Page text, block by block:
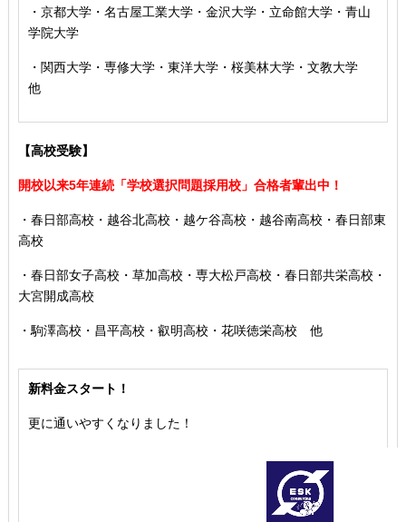
・京都大学・名古屋工業大学・金沢大学・立命館大学・青山
学院大学
・関西大学・専修大学・東洋大学・桜美林大学・文教大学
他
【高校受験】
開校以来5年連続「学校選択問題採用校」合格者輩出中！
・春日部高校・越谷北高校・越ケ谷高校・越谷南高校・春日部東
高校
・春日部女子高校・草加高校 ・専大松戸高校 ・春日部共栄高校 ・
大宮開成高校
・駒澤高校・昌平高校・叡明高校・花咲徳栄高校 他
新料金スタート！
更に通いやすくなりました！